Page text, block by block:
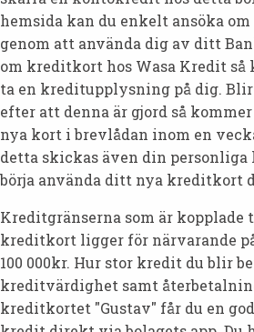
hemsida kan du enkelt ansöka om
genom att använda dig av ditt
om kreditkort hos Wasa Kredit så
ta en kreditupplysning på dig.
efter att denna är gjord så
nya kort i brevlådan inom en
detta skickas även din personliga
börja använda ditt nya kreditkort
Kreditgränserna som är kopplade
kreditkort ligger för närvarande
100 000kr. Hur stor kredit du blir
kreditvärdighet samt
kreditkortet "Gustav" får du en